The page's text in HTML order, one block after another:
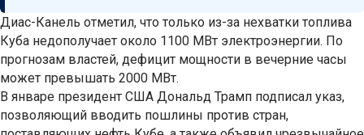
Диас-Канель отметил, что только из-за нехватки топлива
Куба недополучает около 1100 МВт электроэнергии. По
прогнозам властей, дефицит мощности в вечерние часы
может превышать 2000 МВт.
В январе президент США Дональд Трамп подписал указ,
позволяющий вводить пошлины против стран,